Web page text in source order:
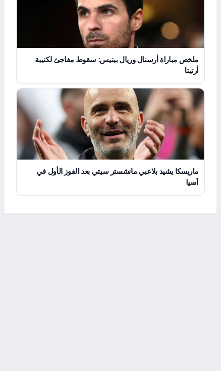
ملخص مباراة أرسنال وريال بيتيس: سقوط مفاجئ لكتيبة
أرتيتا
ماريسكا يشيد بلاعبي مانشستر سيتي بعد الفوز الأول في
آسيا